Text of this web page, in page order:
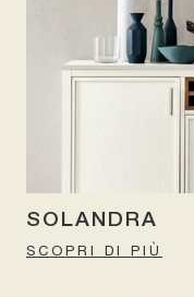
SOLANDRA
SCOPRI DI PIÙ